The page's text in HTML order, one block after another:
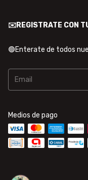
✉️REGISTRATE CON
🟢Enterate de todos
Medios de pago